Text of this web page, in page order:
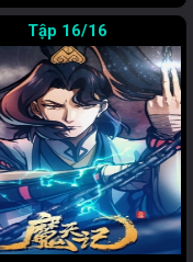
16/16